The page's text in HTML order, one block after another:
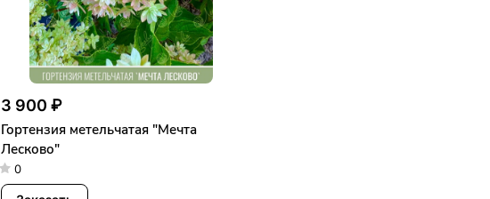
3 900 ₽
Гортензия метельчатая "Мечта
Лесково"
0